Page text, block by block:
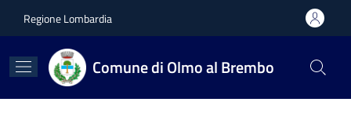
Regione Lombardia
Comune di Olmo al Brembo